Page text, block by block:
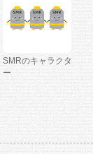
SMRのキャラクタ
ー